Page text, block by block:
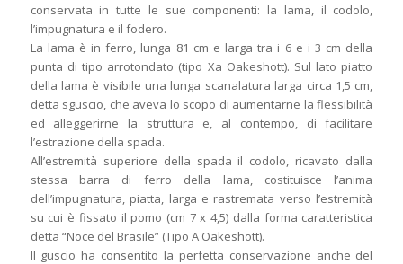
conservata in tutte le sue componenti: la lama, il codolo,
l’impugnatura e il fodero.
La lama è in ferro, lunga 81 cm e larga tra i 6 e i 3 cm della
punta di tipo arrotondato (tipo Xa Oakeshott). Sul lato piatto
della lama è visibile una lunga scanalatura larga circa 1,5 cm,
detta sguscio, che aveva lo scopo di aumentarne la flessibilità
ed alleggerirne la struttura e, al contempo, di facilitare
l’estrazione della spada.
All’estremità superiore della spada il codolo, ricavato dalla
stessa barra di ferro della lama, costituisce l’anima
dell’impugnatura, piatta, larga e rastremata verso l’estremità
su cui è fissato il pomo (cm 7 x 4,5) dalla forma caratteristica
detta “Noce del Brasile” (Tipo A Oakeshott).
Il guscio ha consentito la perfetta conservazione anche del